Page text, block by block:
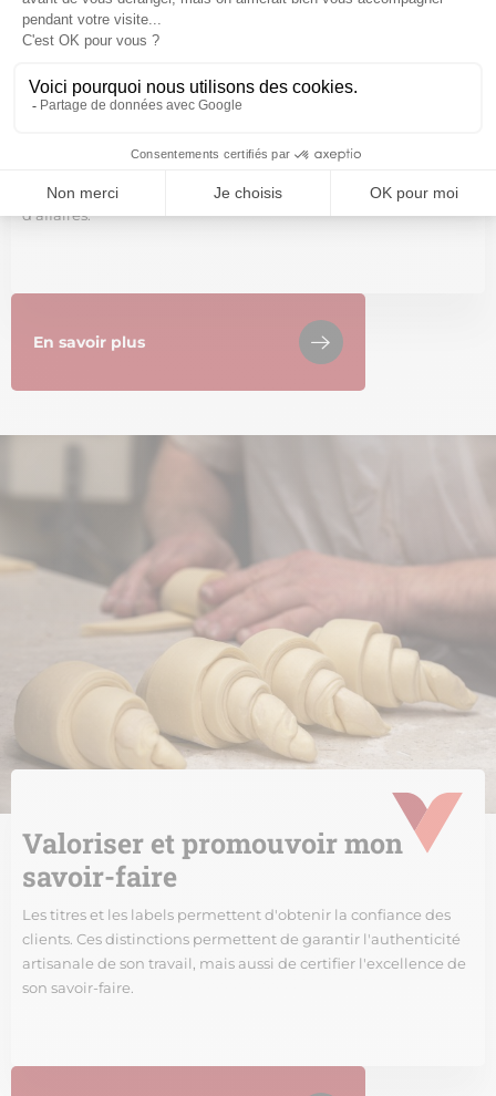
Rencontrer d’autres
professionnels pour
La CMA IDF vous fournit des conseils pratiques afin d'optimiser
vos opportunités de rencontre et développer votre chiffre
d'affaires.
En savoir plus
Valoriser et promouvoir mon
savoir-faire
Les titres et les labels permettent d'obtenir la confiance des
clients. Ces distinctions permettent de garantir l'authenticité
artisanale de son travail, mais aussi de certifier l'excellence de
son savoir-faire.